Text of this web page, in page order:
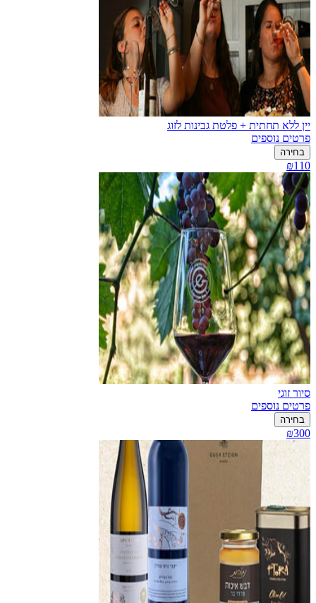
יין ללא תחתית + פלטת גבינות לזוג
פרטים נוספים
בחירה
₪110
סיור זוגי
פרטים נוספים
בחירה
₪300